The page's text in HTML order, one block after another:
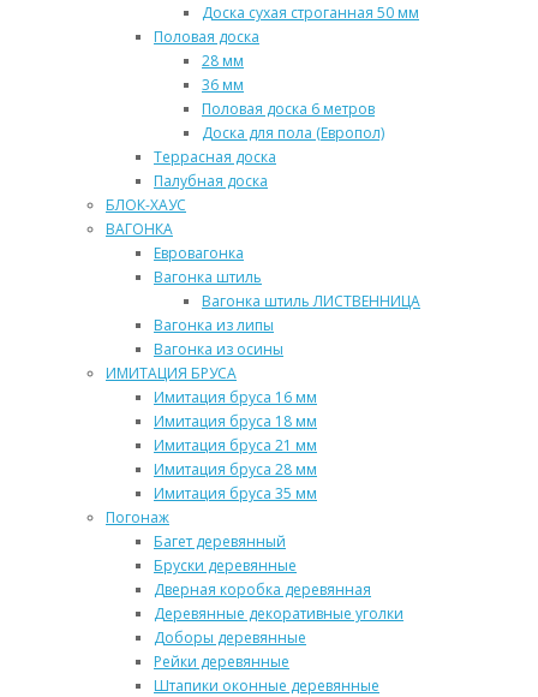
Доска сухая строганная 50 мм
Половая доска
28 мм
36 мм
Половая доска 6 метров
Доска для пола (Европол)
Террасная доска
Палубная доска
БЛОК-ХАУС
ВАГОНКА
Евровагонка
Вагонка штиль
Вагонка штиль ЛИСТВЕННИЦА
Вагонка из липы
Вагонка из осины
ИМИТАЦИЯ БРУСА
Имитация бруса 16 мм
Имитация бруса 18 мм
Имитация бруса 21 мм
Имитация бруса 28 мм
Имитация бруса 35 мм
Погонаж
Багет деревянный
Бруски деревянные
Дверная коробка деревянная
Деревянные декоративные уголки
Доборы деревянные
Рейки деревянные
Штапики оконные деревянные